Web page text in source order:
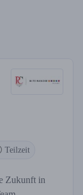
Teilzeit
Zukunft in